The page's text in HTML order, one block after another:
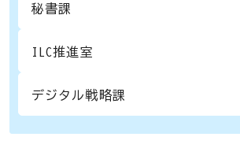
秘書課
ILC推進室
デジタル戦略課